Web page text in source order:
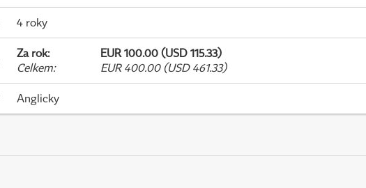
4 roky
Za rok:
EUR 100.00 (USD 115.33)
Celkem: EUR 400.00 (USD 461.33)
Anglicky